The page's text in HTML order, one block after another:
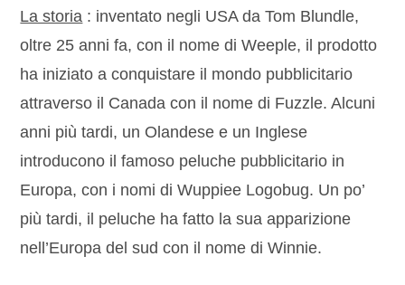
La storia : inventato negli USA da Tom Blundle,
oltre 25 anni fa, con il nome di Weeple, il prodotto
ha iniziato a conquistare il mondo pubblicitario
attraverso il Canada con il nome di Fuzzle. Alcuni
anni più tardi, un Olandese e un Inglese
introducono il famoso peluche pubblicitario in
Europa, con i nomi di Wuppiee Logobug. Un po’
più tardi, il peluche ha fatto la sua apparizione
nell’Europa del sud con il nome di Winnie.